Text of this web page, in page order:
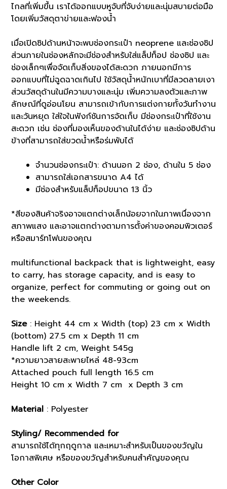
ไกลที่เพิ่มขึ้น เราได้ออกแบบหูจับที่จับง่ายและนุ่มสบายต่อมือ
โดยเพิ่มวัสดุตาข่ายและฟองน้ำ
เมื่อเปิดซิปด้านหน้าจะพบช่องกระเป๋า neoprene และช่องซิป
ส่วนภายในช่องหลักจะมีช่องสำหรับใส่แล็ปท็อป ช่องซิป และ
ช่องเล็กๆเพื่อจัดเก็บสิ่งของได้สะดวก ภายนอกมีการ
ออกแบบที่ไม่ฉูดฉาดเกินไป ใช้วัสดุน้ำหนักเบาที่มีลวดลายเงา
ส่วนวัสดุด้านในมีความบางและนุ่ม เพิ่มความลงตัวและภาพ
ลักษณ์ที่ดูอ่อนโยน สามารถเข้ากับการแต่งกายทั้งวันทำงาน
และวันหยุด ใส่ใจในฟังก์ชันการจัดเก็บ มีช่องกระเป๋าที่ใช้งาน
สะดวก เช่น ช่องที่มองเห็นของด้านในได้ง่าย และช่องซิปด้าน
ข้างที่สามารถใส่ขวดน้ำหรือร่มพับได้
จำนวนช่องกระเป๋า: ด้านนอก 2 ช่อง, ด้านใน 5 ช่อง
สามารถใส่เอกสารขนาด A4 ได้
มีช่องสำหรับแล็ปท็อปขนาด 13 นิ้ว
*สีของสินค้าจริงอาจแตกต่างเล็กน้อยจากในภาพเนื่องจาก
สภาพแสง และอาจแตกต่างตามการตั้งค่าของคอมพิวเตอร์
หรือสมาร์ทโฟนของคุณ
multifunctional backpack that is lightweight, easy
to carry, has storage capacity, and is easy to
organize, perfect for commuting or going out on
the weekends.
Size: Height 44 cm x Width (top) 23 cm x Width
(bottom) 27.5 cm x Depth 11 cm
Handle lift 2 cm, Weight 545g
*ความยาวสายสะพายไหล่ 48-93cm
Attached pouch full length 16.5 cm
Height 10 cm x Width 7 cm x Depth 3 cm
Material : Polyester
Styling/ Recommended for
สามารถใช้ได้ทุกฤดูกาล และเหมาะสำหรับเป็นของขวัญใน
โอกาสพิเศษ หรือของขวัญสำหรับคนสำคัญของคุณ
Other Color